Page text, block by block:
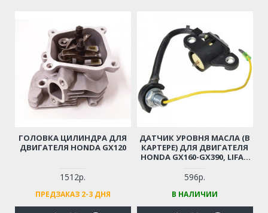
ГОЛОВКА ЦИЛИНДРА ДЛЯ
ДВИГАТЕЛЯ HONDA GX120
1512р.
ПРЕДЗАКАЗ 2-3 ДНЯ
ДАТЧИК УРОВНЯ МАСЛА (В
КАРТЕРЕ) ДЛЯ ДВИГАТЕЛЯ
HONDA GX160-GX390, LIFAN
596р.
В НАЛИЧИИ